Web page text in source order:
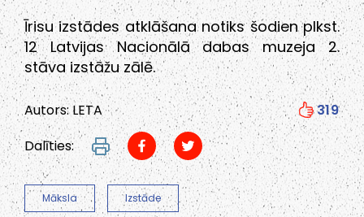
Īrisu izstādes atklāšana notiks šodien plkst.
12 Latvijas Nacionālā dabas muzeja 2.
stāva izstāžu zālē.
Autors: LETA
319
Dalīties:
Māksla Izstāde